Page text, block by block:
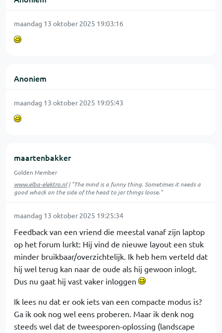
maandag 13 oktober 2025 19:03:16
Anoniem
maandag 13 oktober 2025 19:05:43
maartenbakker
Golden Member
www.elba-elektro.nl| "The mind is a funny thing. Sometimes it needs a
good whack on the side of the head to jar things loose."
maandag 13 oktober 2025 19:25:34
Feedback van een vriend die meestal vanaf zijn laptop
op het forum lurkt: Hij vind de nieuwe layout een stuk
minder bruikbaar/overzichtelijk. Ik heb hem verteld dat
hij wel terug kan naar de oude als hij gewoon inlogt.
Dus nu gaat hij vast vaker inloggen
Ik lees nu dat er ook iets van een compacte modus is?
Ga ik ook nog wel eens proberen. Maar ik denk nog
steeds wel dat de tweesporen-oplossing (landscape